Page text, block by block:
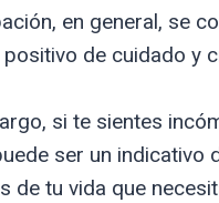
en general, se
de cuidado y
si te sientes
ser un indicativo
de tu vida que